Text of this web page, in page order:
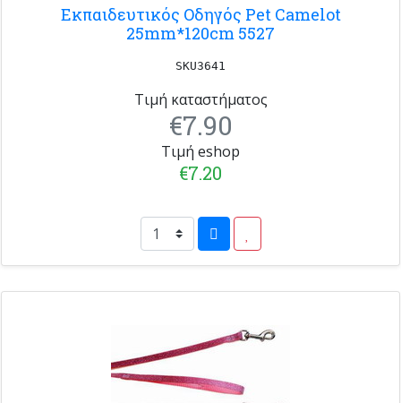
Εκπαιδευτικός Οδηγός Pet Camelot
25mm*120cm 5527
SKU3641
Τιμή καταστήματος
€7.90
Τιμή eshop
€7.20